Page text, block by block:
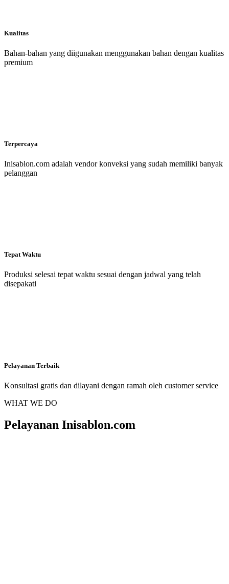
Kualitas
Bahan-bahan yang diigunakan menggunakan bahan dengan kualitas
premium
Terpercaya
Inisablon.com adalah vendor konveksi yang sudah memiliki banyak
pelanggan
Tepat Waktu
Produksi selesai tepat waktu sesuai dengan jadwal yang telah
disepakati
Pelayanan Terbaik
Konsultasi gratis dan dilayani dengan ramah oleh customer service
WHAT WE DO
Pelayanan Inisablon.com